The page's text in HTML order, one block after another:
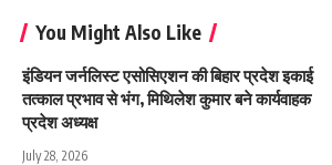
You Might Also Like
इंडियन जर्नलिस्ट एसोसिएशन की बिहार प्रदेश इकाई
तत्काल प्रभाव से भंग, मिथिलेश कुमार बने कार्यवाहक
प्रदेश अध्यक्ष
July 28, 2026